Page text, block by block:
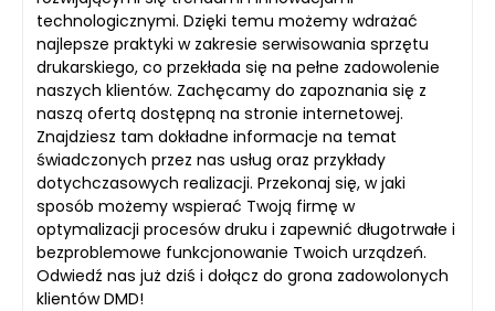
technologicznymi. Dzięki temu możemy wdrażać
najlepsze praktyki w zakresie serwisowania sprzętu
drukarskiego, co przekłada się na pełne zadowolenie
naszych klientów. Zachęcamy do zapoznania się z
naszą ofertą dostępną na stronie internetowej.
Znajdziesz tam dokładne informacje na temat
świadczonych przez nas usług oraz przykłady
dotychczasowych realizacji. Przekonaj się, w jaki
sposób możemy wspierać Twoją firmę w
optymalizacji procesów druku i zapewnić długotrwałe i
bezproblemowe funkcjonowanie Twoich urządzeń.
Odwiedź nas już dziś i dołącz do grona zadowolonych
klientów DMD!